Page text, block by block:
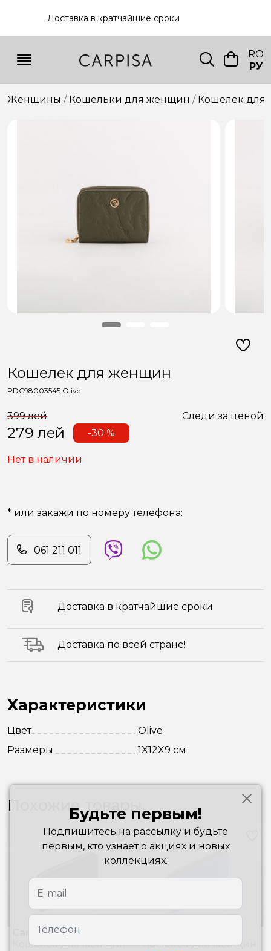
Доставка в кратчайшие сроки
RO
РУ
Женщины Кошельки для женщин Кошелек
Кошелек для женщин
PDC98003545 Olive
399 лей Следи за ценой
279лей -30 %
Нет в наличии
* или закажи по номеру телефона:
061 211 011
Доставка в кратчайшие сроки
Доставка по всей стране!
Характеристики
Цвет
Olive
Размеры
1X12X9 см
Похожие товары
Carpisa
Кошелек для женщин
Кошелек для женщин
Будьте первым!
Подпишитесь на рассылку и будьте
первым, кто узнает о акциях и новых
коллекциях.